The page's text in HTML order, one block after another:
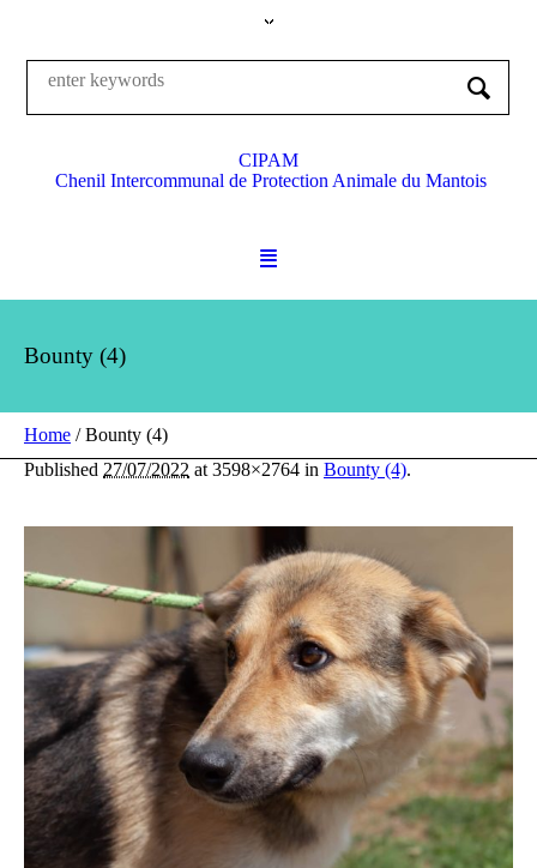
CIPAM
Chenil Intercommunal de Protection Animale du Mantois
Bounty (4)
Home /Bounty (4)
Published 27/07/2022 at 3598×2764 in Bounty (4).